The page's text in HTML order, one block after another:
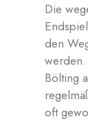
Die
den
Bölting
oft